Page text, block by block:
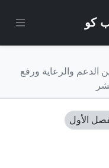
والرعاية ورفع
الأول